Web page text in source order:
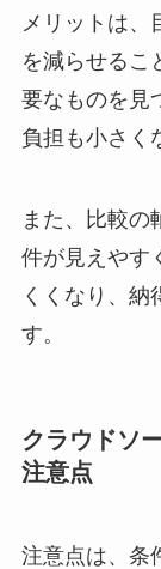
メリットは、
を減らせるこ
要なものを見
負担も小さく
また、比較の
件が見えやす
くくなり、納
す。
クラウドソ
注意点
注意点は、条